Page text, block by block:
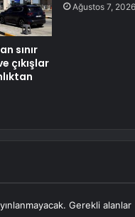
sınır
çıkışlar
Ağustos 7, 2026
Gerekli alanlar